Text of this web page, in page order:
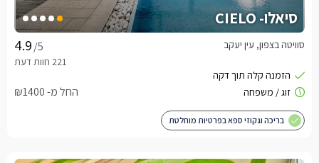
סיאלו- CIELO
/5 סוויטה בצפון, עין יעקב
החל מ- ₪1400
בריכה וגקוזי ספא בפרטיות מוחלטת